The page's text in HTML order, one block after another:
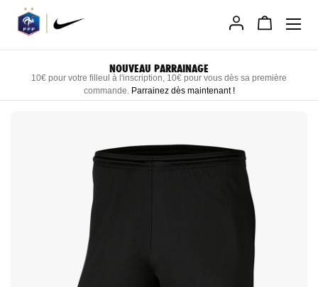
Allez
au
contenu
LIVRAISON RAPIDE DIRECTEMENT CHEZ VOUS
Recevez vos produits personnalisés sous 3 semaines maximum